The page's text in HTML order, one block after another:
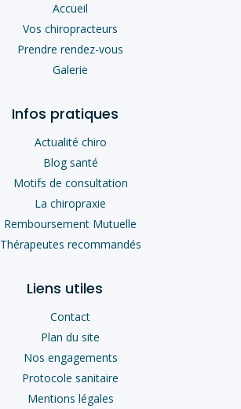
Accueil
Vos chiropracteurs
Prendre rendez-vous
Galerie
Infos pratiques
Actualité chiro
Blog santé
Motifs de consultation
La chiropraxie
Remboursement Mutuelle
Thérapeutes recommandés
Liens utiles
Contact
Plan du site
Nos engagements
Protocole sanitaire
Mentions légales